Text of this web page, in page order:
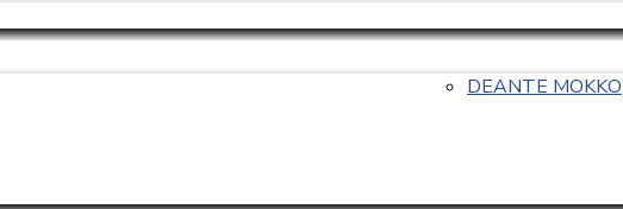
DEANTE MOKKO